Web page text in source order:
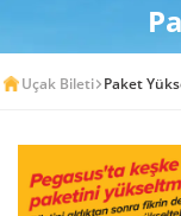
Uçak Bileti Paket